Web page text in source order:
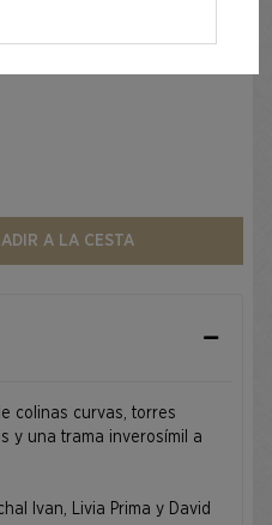
THE LANDS OF
A LA CESTA
colinas curvas, torres
y una trama inverosímil a
Ivan, Livia Prima y David